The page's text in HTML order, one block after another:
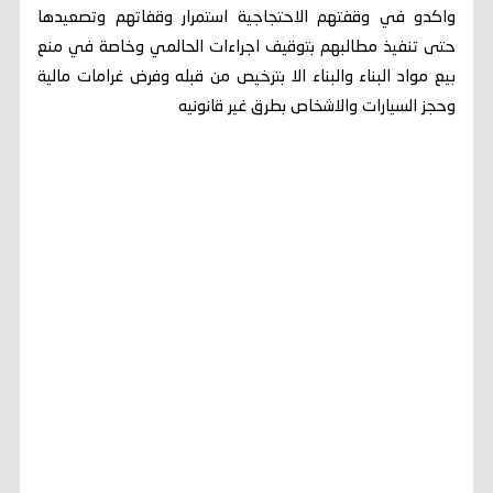
واكدو في وقفتهم الاحتجاجية استمرار وقفاتهم وتصعيدها
حتى تنفيذ مطالبهم بتوقيف اجراءات الحالمي وخاصة في منع
بيع مواد البناء والبناء الا بترخيص من قبله وفرض غرامات مالية
وحجز السيارات والاشخاص بطرق غير قانونيه